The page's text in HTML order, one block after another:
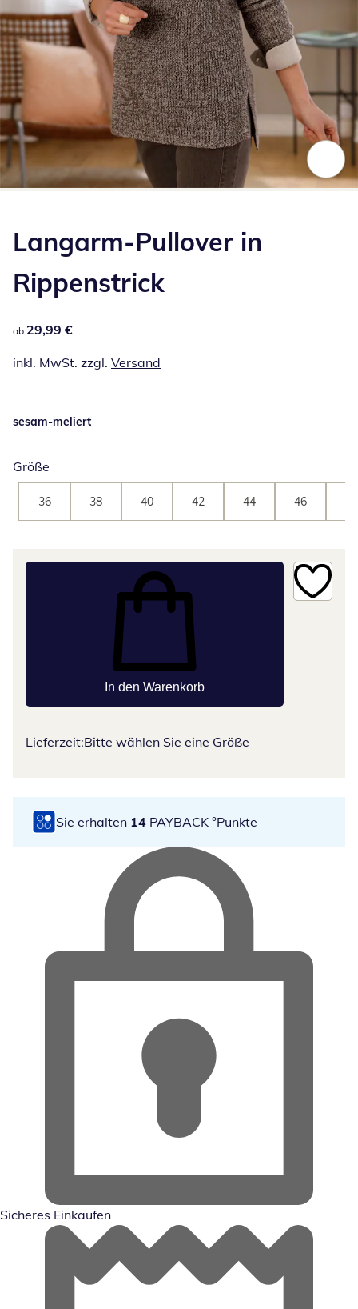
Langarm-Pullover in
Rippenstrick
29,99 €
ab 29,99 €
inkl. MwSt. zzgl. Versand
sesam-meliert
Größe
36 38 40 42 44 46
In den Warenkorb
Lieferzeit:Bitte wählen Sie eine Größe
Sie erhalten 14 PAYBACK °Punkte
Sicheres Einkaufen